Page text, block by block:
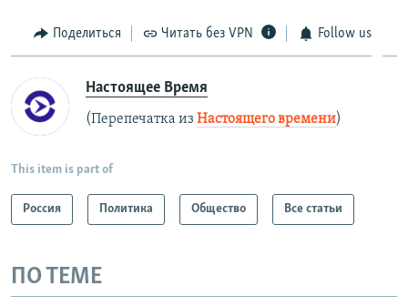
й
л
а
д
й
с
а
Поделиться Читать без VPN Follow us
Настоящее Время
(Перепечатка из Настоящего времени)
This item is part of
Россия Политика Общество Все статьи
ПО ТЕМЕ